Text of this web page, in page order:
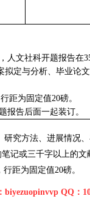
人文社科开题报告在
定与分析、毕业论
距为固定值20磅。
报告后面一起装订。
研究方法、进展情况
记或三千字以上的文
距为固定值20磅。
biyezuopinvvp QQ